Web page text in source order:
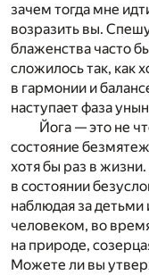
зачем тогда мне
возразить вы.
блаженства часто
сложилось так, как
в гармонии и
наступает фаза
Йога — это не
состояние
хотя бы раз в
в состоянии
наблюдая за
человеком, во
на природе,
Можете ли вы